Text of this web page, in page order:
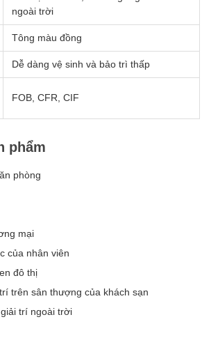
ngoài trời
Tông màu đồng
Dễ dàng vệ sinh và bảo trì thấp
FOB, CFR, CIF
phẩm
phòng
mại
của nhân viên
đô thị
trên sân thượng của khách sạn
trí ngoài trời